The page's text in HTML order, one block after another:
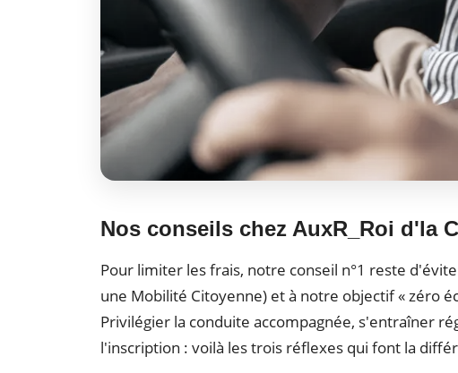
Nos conseils chez AuxR_Roi d'la
Pour limiter les frais, notre conseil n°1 reste
une Mobilité Citoyenne) et à notre objectif « zéro
Privilégier la conduite accompagnée, s'entraîner
l'inscription : voilà les trois réflexes qui font la